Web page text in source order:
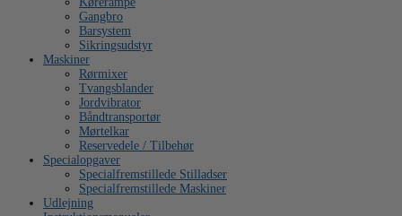
Gangbro
Barsystem
Sikringsudstyr
Maskiner
Rørmixer
Tvangsblander
Jordvibrator
Båndtransportør
Mørtelkar
Reservedele / Tilbehør
Specialopgaver
Specialfremstillede Stilladser
Specialfremstillede Maskiner
Udlejning